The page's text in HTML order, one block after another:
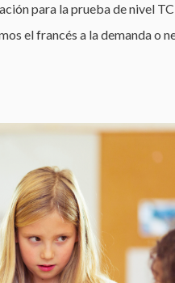
para la prueba de nivel
el francés a la demanda o